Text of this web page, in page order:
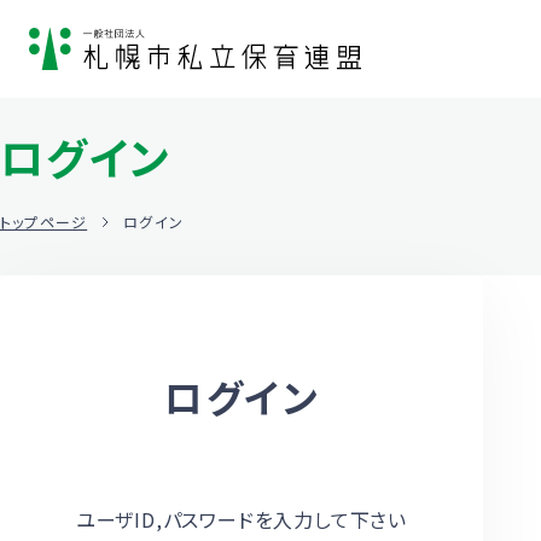
ログイン
トップページ ログイン
ログイン
ユーザID,パスワードを入力して下さい